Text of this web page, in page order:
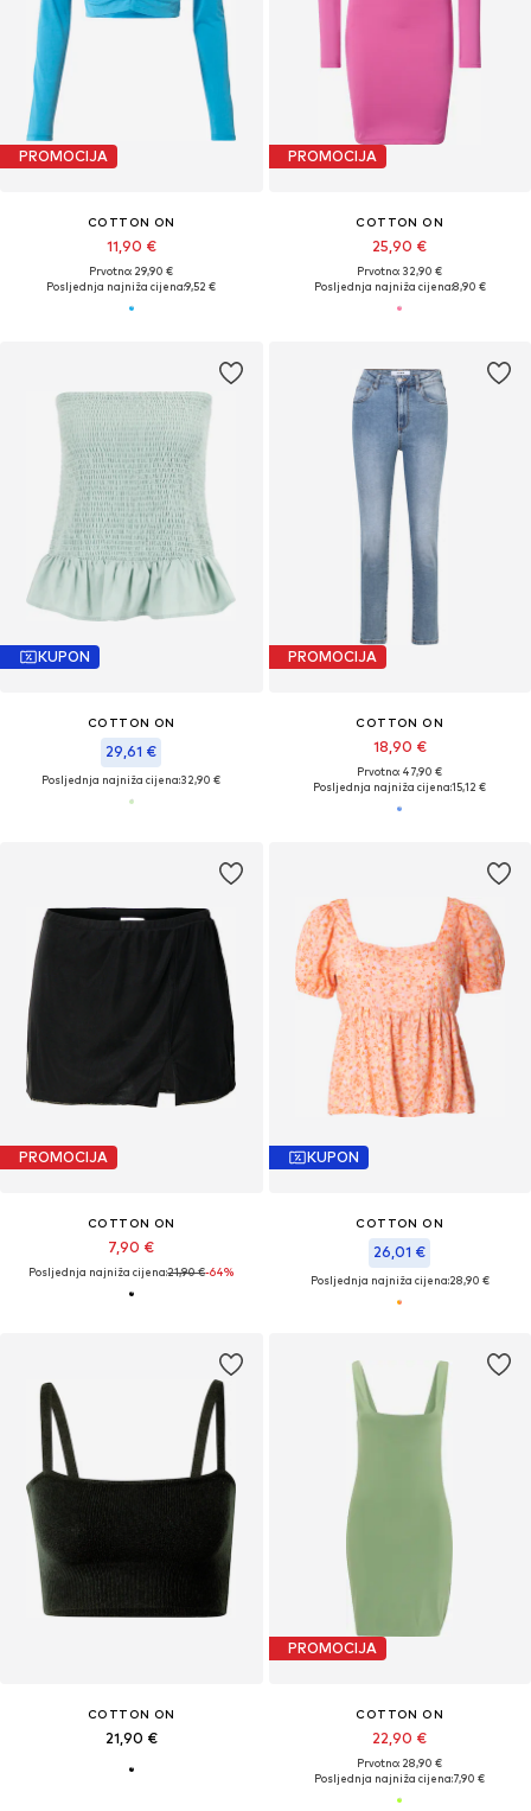
PROMOCIJA
COTTON ON
11,90 €
Prvotno: 29,90 €
Posljednja najniža cijena:9,52 €
PROMOCIJA
COTTON ON
25,90 €
Prvotno: 32,90 €
Posljednja najniža cijena:8,90 €
KUPON
COTTON ON
29,61 €
Posljednja najniža cijena:32,90 €
PROMOCIJA
COTTON ON
18,90 €
Prvotno: 47,90 €
Posljednja najniža cijena:15,12 €
PROMOCIJA
COTTON ON
7,90 €
Posljednja najniža cijena:21,90 €-64%
KUPON
COTTON ON
26,01 €
Posljednja najniža cijena:28,90 €
COTTON ON
21,90 €
PROMOCIJA
COTTON ON
22,90 €
Prvotno: 28,90 €
Posljednja najniža cijena:7,90 €